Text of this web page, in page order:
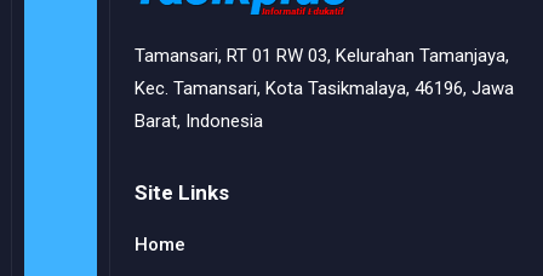
Tamansari, RT 01 RW 03, Kelurahan Tamanjaya,
Kec. Tamansari, Kota Tasikmalaya, 46196, Jawa
Barat, Indonesia
Site Links
Home